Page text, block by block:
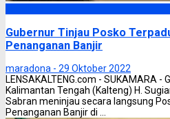
Gubernur Tinjau Posko
Penanganan Banjir
maradona - 29 Oktober 2022
LENSAKALTENG.com - SUKAMARA -
Kalimantan Tengah (Kalteng) H.
Sabran meninjau secara langsung
Penanganan Banjir di ...